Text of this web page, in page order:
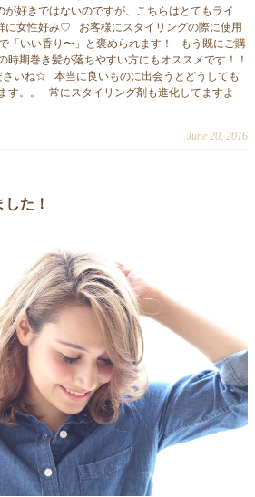
好きではないのですが、こちらはとてもライ
に女性好み♡ お客様にスタイリングの際に使用
「いい香り〜」と褒められます！ もう既にご購
時期巻き髪が落ちやすい方にもオススメです！！
さいね☆ 本当に良いものに出会うとどうしても
す。。 常にスタイリング剤も進化してますよ
June 20, 2016
た！